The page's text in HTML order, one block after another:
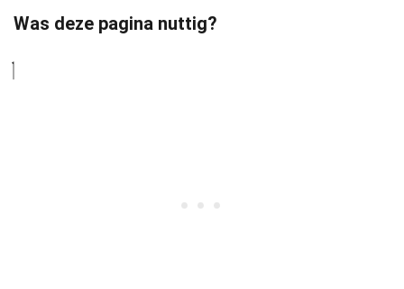
Was deze pagina nuttig?